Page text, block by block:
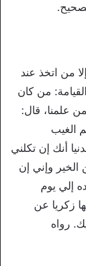
من اتخذ عند
من كان
علمنا، قال‏:‏
الغيب
أنك إن تكلني
وإني إن
إلي يوم
زكريا عن
رواه